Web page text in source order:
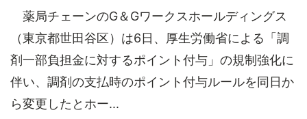
薬局チェーンのG＆Gワークスホールディングス
（東京都世田谷区）は6日、厚生労働省による「調
剤一部負担金に対するポイント付与」の規制強化に
伴い、調剤の支払時のポイント付与ルールを同日か
ら変更したとホー...